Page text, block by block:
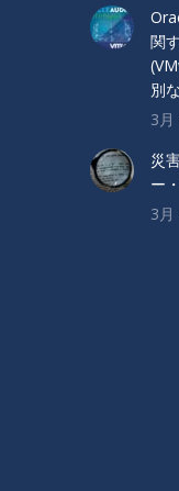
関
別
3
災
ー
3